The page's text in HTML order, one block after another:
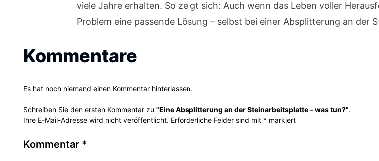
viele Jahre erhalten. So zeigt sich: Auch wenn das Leben voller
Problem eine passende Lösung – selbst bei einer Absplitterung an der
Kommentare
Es hat noch niemand einen Kommentar hinterlassen.
Schreiben Sie den ersten Kommentar zu "Eine Absplitterung an der Steinarbeitsplatte – was tun?".
Ihre E-Mail-Adresse wird nicht veröffentlicht. Erforderliche Felder sind mit * markiert
Kommentar *